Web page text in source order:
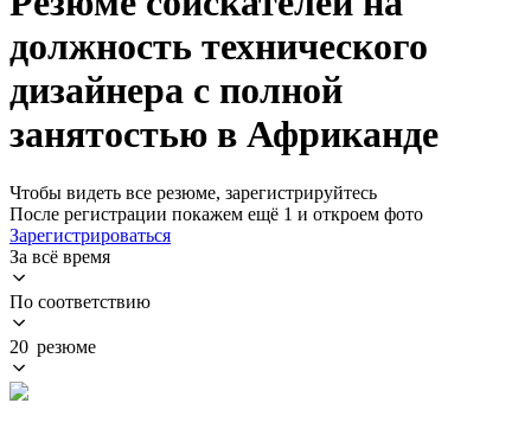
должность технического
дизайнера с полной
занятостью в Африканде
Чтобы видеть все резюме, зарегистрируйтесь
После регистрации покажем ещё 1 и откроем фото
Зарегистрироваться
За всё время
По соответствию
20 резюме